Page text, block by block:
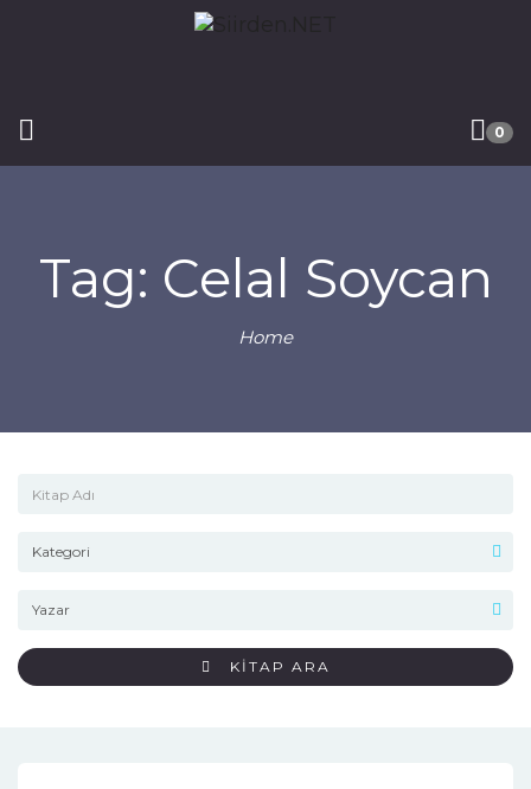
0
Tag: Celal Soycan
Home
KİTAP ARA